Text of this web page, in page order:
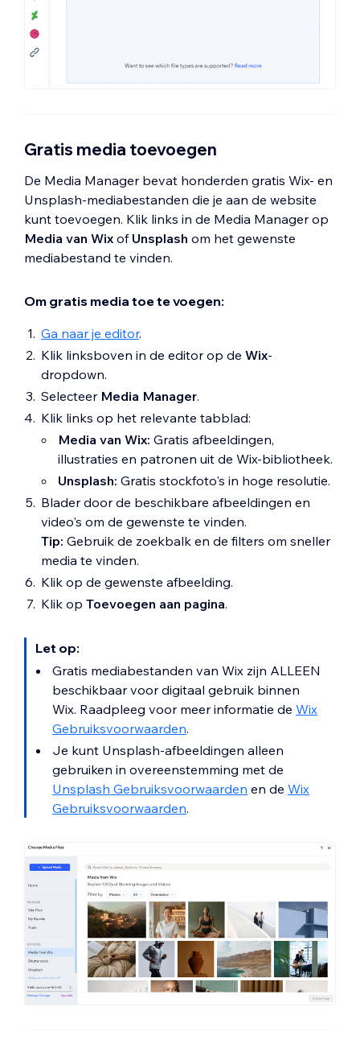
Gratis media toevoegen
De Media Manager bevat honderden gratis Wix- en
Unsplash-mediabestanden die je aan de website
kunt toevoegen. Klik links in de Media Manager op
Media van Wix of Unsplash om het gewenste
mediabestand te vinden.
Om gratis media toe te voegen:
Ga naar je editor.
Klik linksboven in de editor op de Wix-
dropdown.
Selecteer Media Manager.
Klik links op het relevante tabblad:
Media van Wix: Gratis afbeeldingen,
illustraties en patronen uit de Wix-bibliotheek.
Unsplash: Gratis stockfoto's in hoge resolutie.
Blader door de beschikbare afbeeldingen en
video's om de gewenste te vinden.
Tip: Gebruik de zoekbalk en de filters om sneller
media te vinden.
Klik op de gewenste afbeelding.
Klik op Toevoegen aan pagina.
Let op:
Gratis mediabestanden van Wix zijn ALLEEN
beschikbaar voor digitaal gebruik binnen
Wix. Raadpleeg voor meer informatie de Wix
Gebruiksvoorwaarden.
Je kunt Unsplash-afbeeldingen alleen
gebruiken in overeenstemming met de
Unsplash Gebruiksvoorwaarden en de Wix
Gebruiksvoorwaarden.